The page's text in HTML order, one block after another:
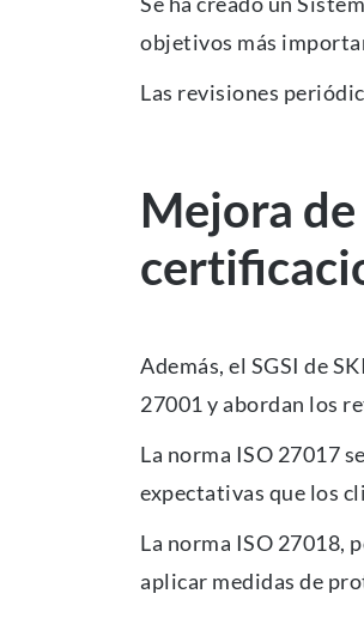
objetivos más
Las revisiones
Mejora
Además, el SGSI de
27001 y abordan los
La norma ISO 27017
expectativas que los
La norma ISO 27018,
aplicar medidas de